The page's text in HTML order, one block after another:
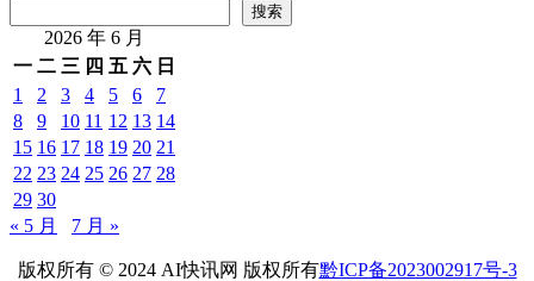
搜索
2026 年 6 月
一 二 三 四 五 六 日
1
2 3 4 5 6
7
8
9 10 11 12 13 14
15 16 17 18 19 20 21
22 23 24 25 26 27 28
29 30
« 5 月
7 月 »
版权所有 © 2024 AI快讯网 版权所有黔ICP备2023002917号-3